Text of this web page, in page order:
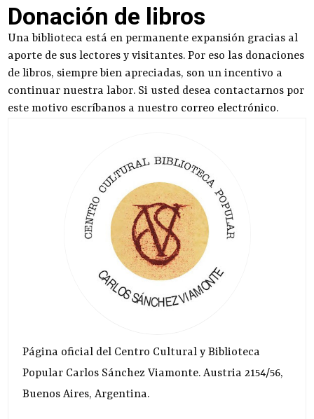
Donación de libros
Una biblioteca está en permanente expansión gracias al
aporte de sus lectores y visitantes. Por eso las donaciones
de libros, siempre bien apreciadas, son un incentivo a
continuar nuestra labor. Si usted desea contactarnos por
este motivo escríbanos a nuestro correo electrónico.
Página oficial del Centro Cultural y Biblioteca
Popular Carlos Sánchez Viamonte. Austria 2154/56,
Buenos Aires, Argentina.